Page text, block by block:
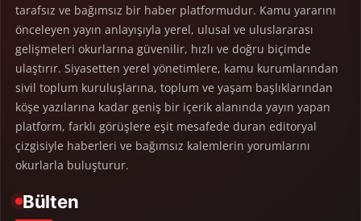
tarafsız ve bağımsız bir haber platformudur. Kamu yararını
önceleyen yayın anlayışıyla yerel, ulusal ve uluslararası
gelişmeleri okurlarına güvenilir, hızlı ve doğru biçimde
ulaştırır. Siyasetten yerel yönetimlere, kamu kurumlarından
sivil toplum kuruluşlarına, toplum ve yaşam başlıklarından
köşe yazılarına kadar geniş bir içerik alanında yayın yapan
platform, farklı görüşlere eşit mesafede duran editoryal
çizgisiyle haberleri ve bağımsız kalemlerin yorumlarını
okurlarla buluşturur.
Bülten